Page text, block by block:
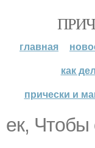
главная
как
прически и
ек, Чтобы